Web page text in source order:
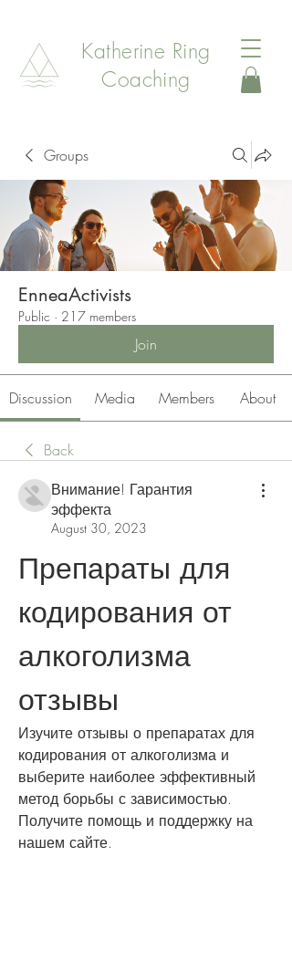
Katherine Ring
Coaching
Groups
EnneaActivists
Public · 217 members
Join
Discussion Media Members About
Back
Внимание! Гарантия
эффекта
August 30, 2023
Препараты для
кодирования от
алкоголизма
отзывы
Изучите отзывы о препаратах для
кодирования от алкоголизма и
выберите наиболее эффективный
метод борьбы с зависимостью.
Получите помощь и поддержку на
нашем сайте.